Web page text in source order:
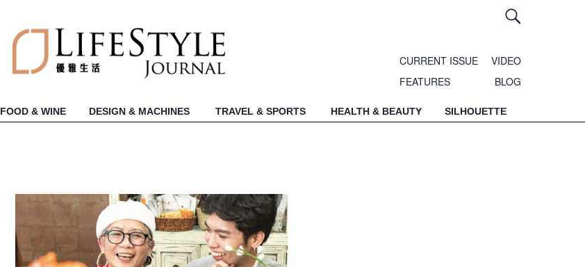
CURRENT ISSUE
VIDEO
FEATURES
BLOG
FOOD & WINE DESIGN & MACHINES TRAVEL & SPORTS HEALTH & BEAUTY SILHOUETTE